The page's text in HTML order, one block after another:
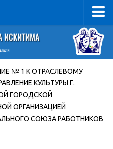
№ 1 К ОТРАСЛЕВОМУ
КУЛЬТУРЫ Г.
ГОРОДСКОЙ
ОРГАНИЗАЦИЕЙ
СОЮЗА РАБОТНИКОВ